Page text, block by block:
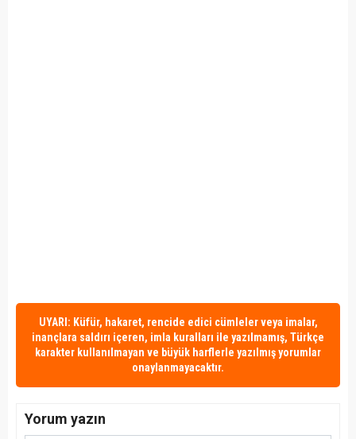
UYARI: Küfür, hakaret, rencide edici cümleler veya imalar,
inançlara saldırı içeren, imla kuralları ile yazılmamış, Türkçe
karakter kullanılmayan ve büyük harflerle yazılmış yorumlar
onaylanmayacaktır.
Yorum yazın